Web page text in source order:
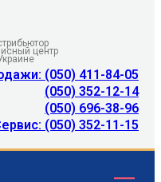
центр
(050) 411-84-05
(050) 352-12-14
(050) 696-38-96
(050) 352-11-15